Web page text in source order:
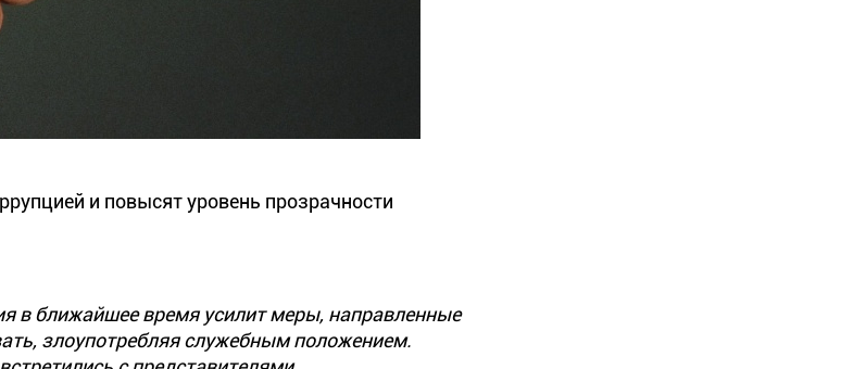
и повысят уровень прозрачности
в ближайшее время усилит меры, направленные
злоупотребляя служебным положением.